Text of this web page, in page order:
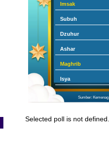
Imsak
Subuh
Dzuhur
Ashar
Maghrib
Isya
Sumber: Kemenag
Selected poll is not defined.